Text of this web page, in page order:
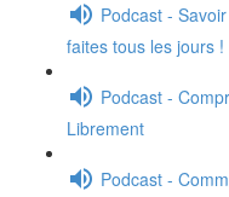
Podcast -
faites tous les jours !
Podcast -
Librement
Podcast -